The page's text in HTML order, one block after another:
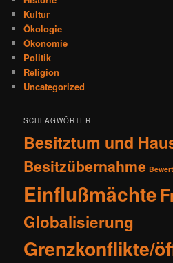
n
Kultur
Ökologie
Ökonomie
Politik
Religion
Uncategorized
SCHLAGWÖRTER
Besitztum und
Besitzübernahme
Einflußmächte
Globalisierung
Grenzkonflikte/